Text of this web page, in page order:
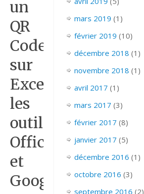
un
QR
Code
sur
Excel,
les
outils
Offices
et
Google
mars 2019 (1)
février 2019 (10)
décembre 2018 (1)
novembre 2018 (1)
avril 2017 (1)
mars 2017 (3)
février 2017 (8)
janvier 2017 (5)
décembre 2016 (1)
octobre 2016 (3)
septembre 2016 (2)